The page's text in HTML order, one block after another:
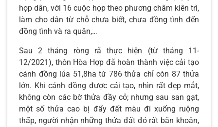
họp dân, với 16 cuộc họp theo phương châm kiên trì,
làm cho dân từ chỗ chưa biết, chưa đồng tình đến
đồng tình và ra quân,…
Sau 2 tháng ròng rã thực hiện (từ tháng 11-
12/2021), thôn Hòa Hợp đã hoàn thành việc cải tạo
cánh đồng lúa 51,8ha từ 786 thửa chỉ còn 87 thửa
lớn. Khi cánh đồng được cải tạo, nhìn rất đẹp mắt,
không còn các bờ thửa đầy cỏ; nhưng sau san gạt,
một số thửa cao bị đẩy đất màu đi xuống ruộng
thấp, người nhận những thửa đất đó rất băn khoăn,